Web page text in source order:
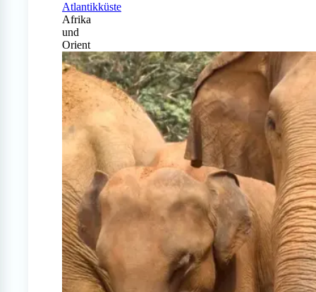
Atlantikküste
Afrika
und
Orient